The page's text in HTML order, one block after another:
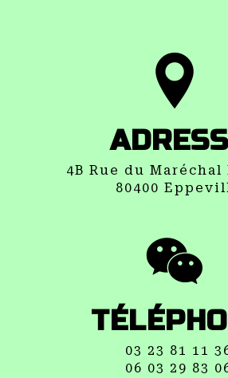
4B Rue du Maréchal Leclerc,
80400
03 23 81 11
06 03 29 83